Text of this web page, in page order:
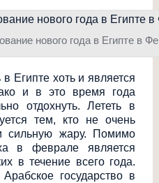
нового года в Египте в
Египте хоть и является
и в это время года
отдохнуть. Лететь в
тем, кто не очень
сильную жару. Помимо
в феврале является
в течение всего года.
государство в